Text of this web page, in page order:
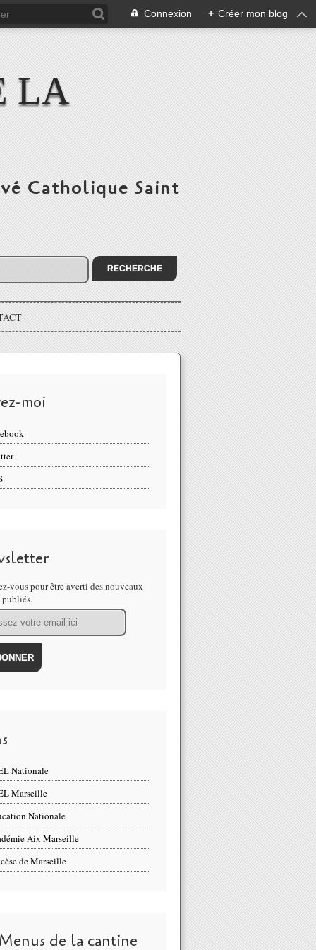
Connexion + Créer mon blog
LA
Catholique Saint
moi
vous pour être averti des nouveaux
Nationale
Marseille
Nationale
Aix Marseille
de Marseille
de la cantine